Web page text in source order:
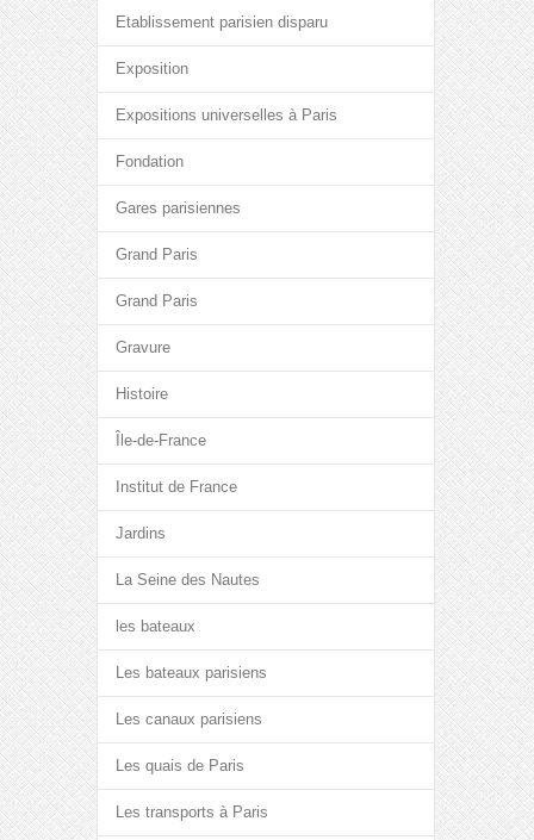
Etablissement parisien disparu
Exposition
Expositions universelles à Paris
Fondation
Gares parisiennes
Grand Paris
Grand Paris
Gravure
Histoire
Île-de-France
Institut de France
Jardins
La Seine des Nautes
les bateaux
Les bateaux parisiens
Les canaux parisiens
Les quais de Paris
Les transports à Paris